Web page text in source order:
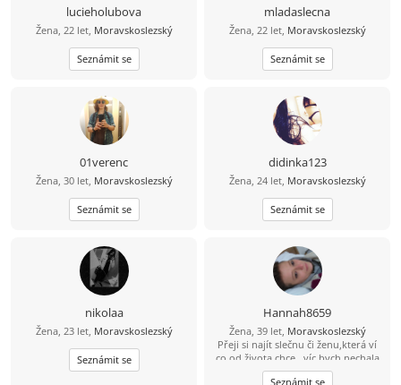
lucieholubova
Žena, 22 let, Moravskoslezský
Seznámit se
mladaslecna
Žena, 22 let, Moravskoslezský
Seznámit se
01verenc
Žena, 30 let, Moravskoslezský
Seznámit se
didinka123
Žena, 24 let, Moravskoslezský
Seznámit se
nikolaa
Žena, 23 let, Moravskoslezský
Seznámit se
Hannah8659
Žena, 39 let, Moravskoslezský
Přeji si najít slečnu či ženu,která ví
co od života chce...víc bych nechala
na osobním setkání...
Seznámit se